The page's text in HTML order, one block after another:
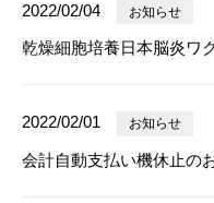
2022/02/04 お知らせ
乾燥細胞培養日本脳炎ワ
2022/02/01 お知らせ
会計自動支払い機休止の